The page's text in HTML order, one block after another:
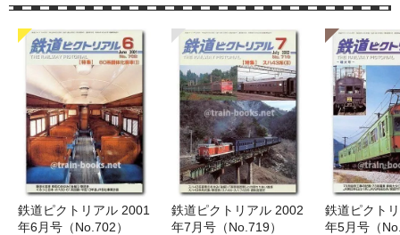
鉄道ピクトリアル 2001
年6月号（No.702）
鉄道ピクトリアル 2002
年7月号（No.719）
鉄道ピクト
年5月号（